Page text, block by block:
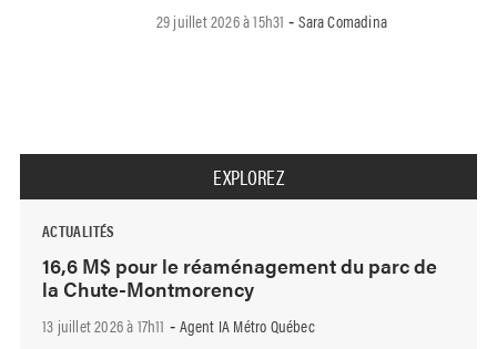
29 juillet 2026 à 15h31 -Sara Comadina
EXPLOREZ
ACTUALITÉS
16,6 M$ pour le réaménagement du parc de
la Chute-Montmorency
13 juillet 2026 à 17h11 - Agent IA Métro Québec